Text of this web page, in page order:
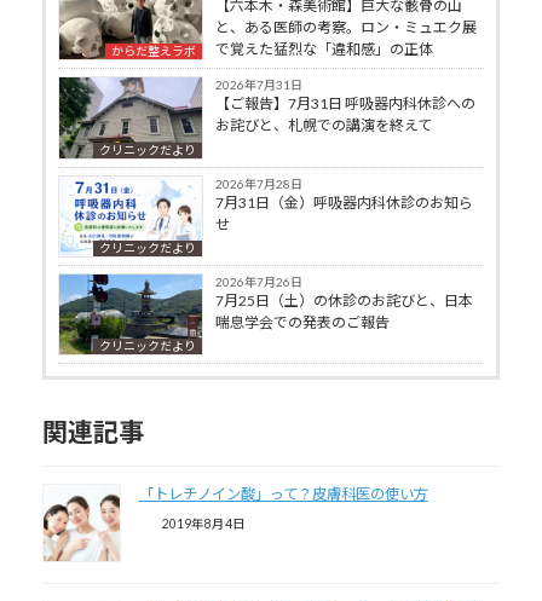
からだ整えラボ
【六本木・森美術館】巨大な骸骨の山
と、ある医師の考察。ロン・ミュエク展
で覚えた猛烈な「違和感」の正体
クリニックだより
2026年7月31日
【ご報告】7月31日 呼吸器内科休診への
お詫びと、札幌での講演を終えて
クリニックだより
2026年7月28日
7月31日（金）呼吸器内科休診のお知ら
せ
クリニックだより
2026年7月26日
7月25日（土）の休診のお詫びと、日本
喘息学会での発表のご報告
関連記事
「トレチノイン酸」って？皮膚科医の使い方
2019年8月4日